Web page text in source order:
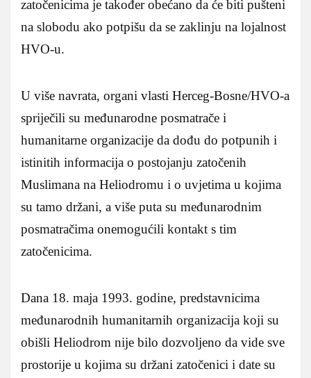
zatočenicima je također obećano da će biti pušteni
na slobodu ako potpišu da se zaklinju na lojalnost
HVO-u.
U više navrata, organi vlasti Herceg-Bosne/HVO-a
spriječili su međunarodne posmatrače i
humanitarne organizacije da dođu do potpunih i
istinitih informacija o postojanju zatočenih
Muslimana na Heliodromu i o uvjetima u kojima
su tamo držani, a više puta su međunarodnim
posmatračima onemogućili kontakt s tim
zatočenicima.
Dana 18. maja 1993. godine, predstavnicima
međunarodnih humanitarnih organizacija koji su
obišli Heliodrom nije bilo dozvoljeno da vide sve
prostorije u kojima su držani zatočenici i date su